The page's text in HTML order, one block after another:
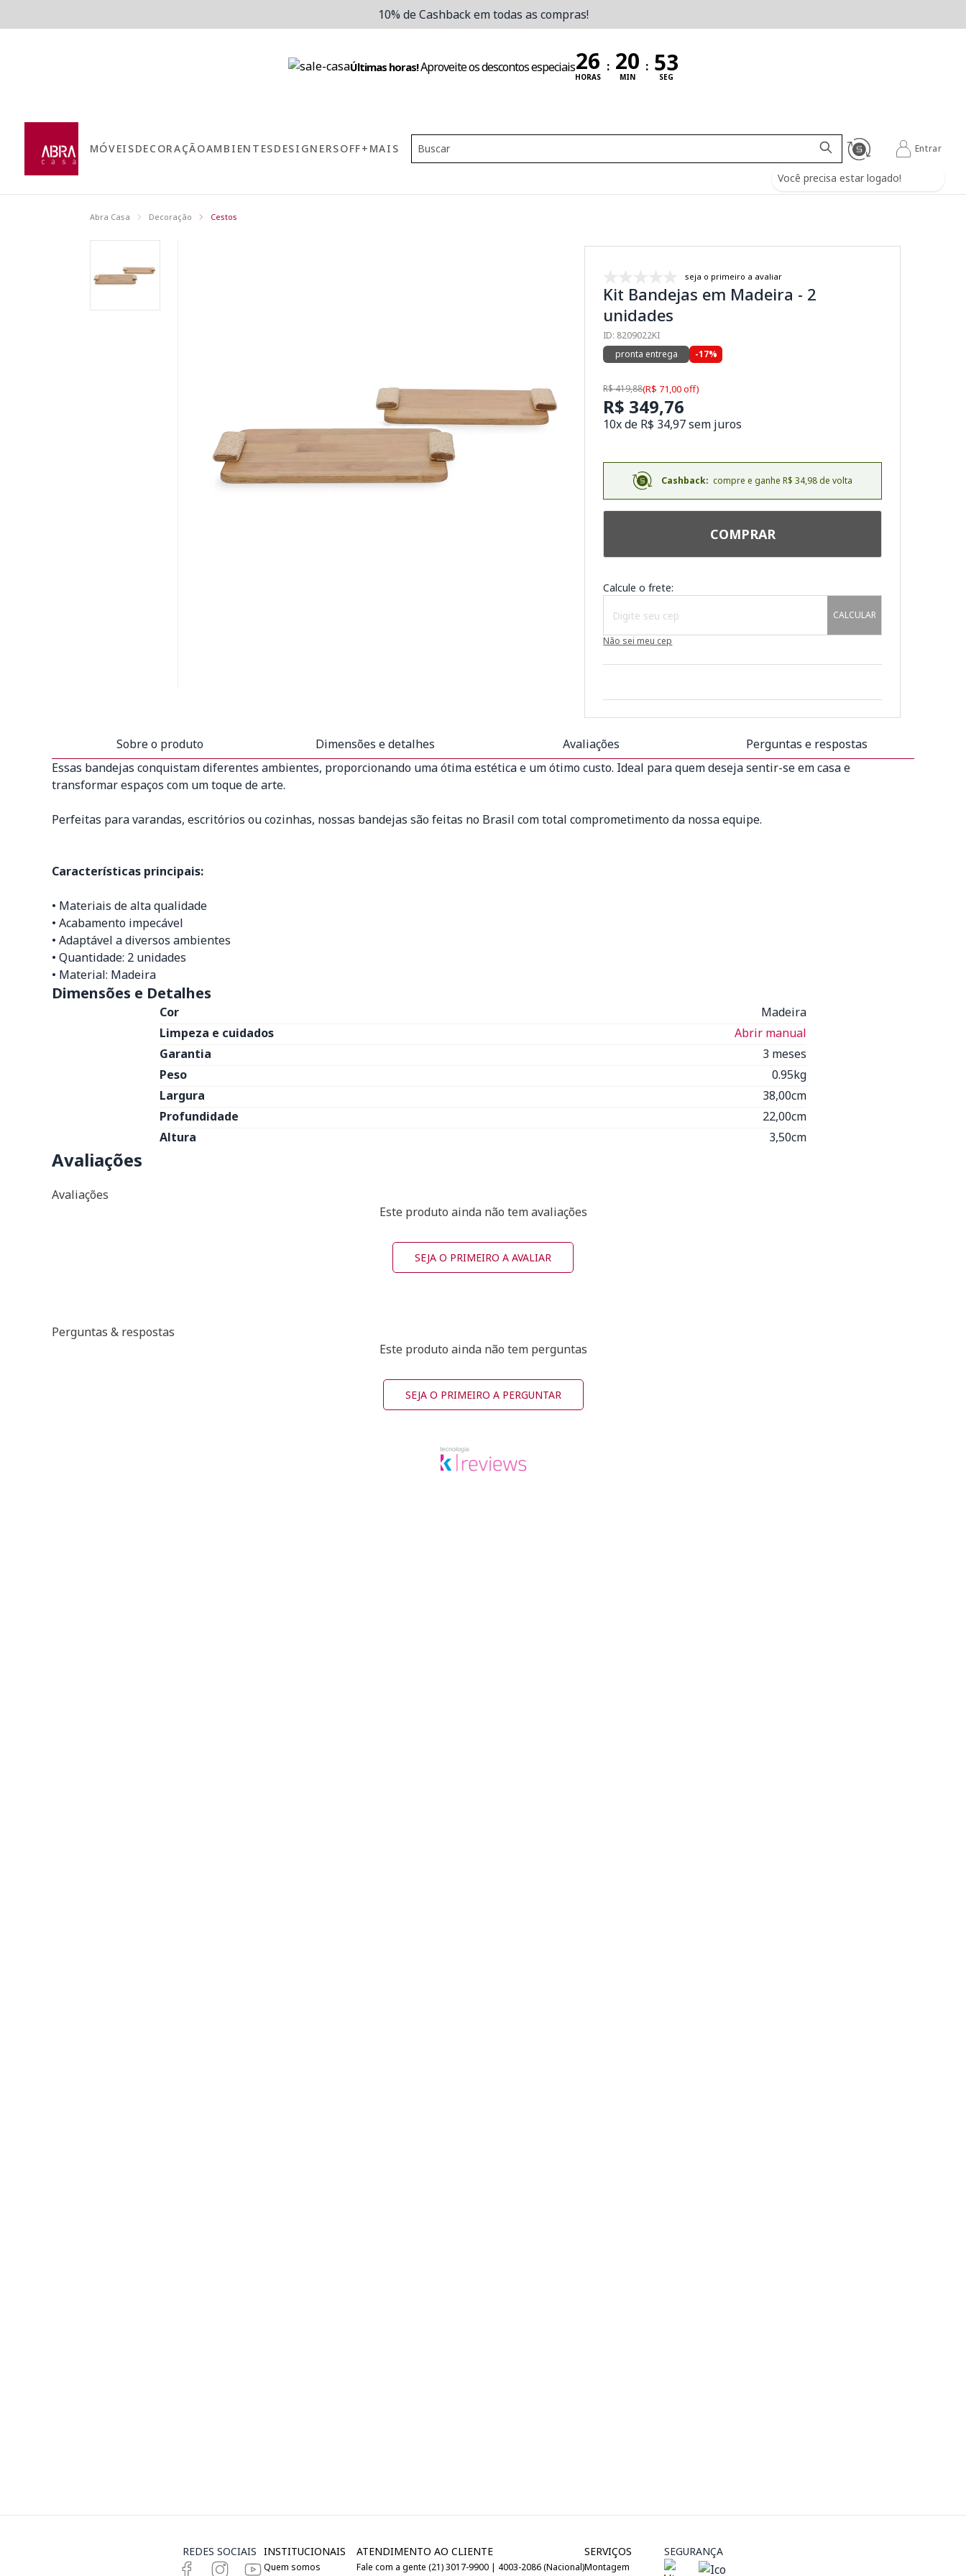
10% de Cashback em todas as compras!
Últimas horas!Aproveite os descontos especiais
HORAS
:
MIN
:
SEG
MÓVEISDECORAÇÃOAMBIENTESDESIGNERSOFF+MAIS
Você precisa estar logado!
Entrar
Abra Casa Decoração Cestos
seja o primeiro a avaliar
Kit Bandejas em Madeira - 2
unidades
ID: 8209022KI
pronta entrega
-17%
R$ 419,88(R$ 71,00 off)
R$ 349,76
10x de R$ 34,97 sem juros
Cashback: compre e ganhe R$ 34,98 de volta
COMPRAR
Calcule o frete:
CALCULAR
Não sei meu cep
Sobre o produto Dimensões e detalhes Avaliações
Perguntas e respostas
Essas bandejas conquistam diferentes ambientes, proporcionando uma ótima estética e um ótimo custo. Ideal para quem deseja sentir-se em casa e
transformar espaços com um toque de arte.
Perfeitas para varandas, escritórios ou cozinhas, nossas bandejas são feitas no Brasil com total comprometimento da nossa equipe.
Características principais:
• Materiais de alta qualidade
• Acabamento impecável
• Adaptável a diversos ambientes
• Quantidade: 2 unidades
• Material: Madeira
Dimensões e Detalhes
Cor
Madeira
Limpeza e cuidados
Abrir manual
Garantia
3 meses
Peso
0.95kg
Largura
38,00cm
Profundidade
22,00cm
Altura
3,50cm
Avaliações
Avaliações
Este produto ainda não tem avaliações
SEJA O PRIMEIRO A AVALIAR
Perguntas & respostas
Este produto ainda não tem perguntas
SEJA O PRIMEIRO A PERGUNTAR
REDES SOCIAIS INSTITUCIONAIS
Quem somos
ATENDIMENTO AO CLIENTE
Fale com a gente (21) 3017-9900 | 4003-2086 (Nacional)
SERVIÇOS
Montagem
SEGURANÇA